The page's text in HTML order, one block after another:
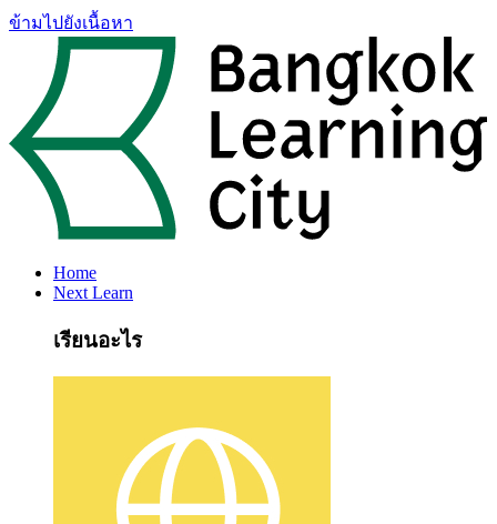
ข้ามไปยังเนื้อหา
Home
Next Learn
เรียนอะไร